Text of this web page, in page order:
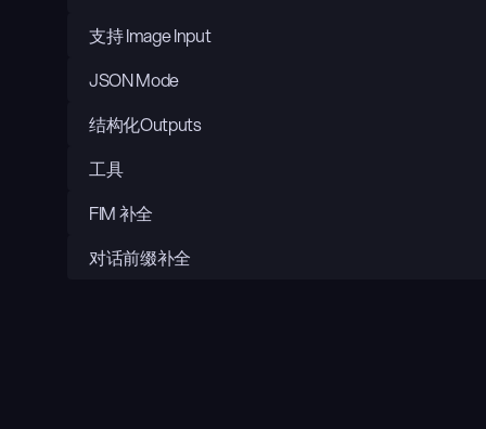
支持 Image Input
JSON Mode
结构化Outputs
工具
FIM 补全
对话前缀补全